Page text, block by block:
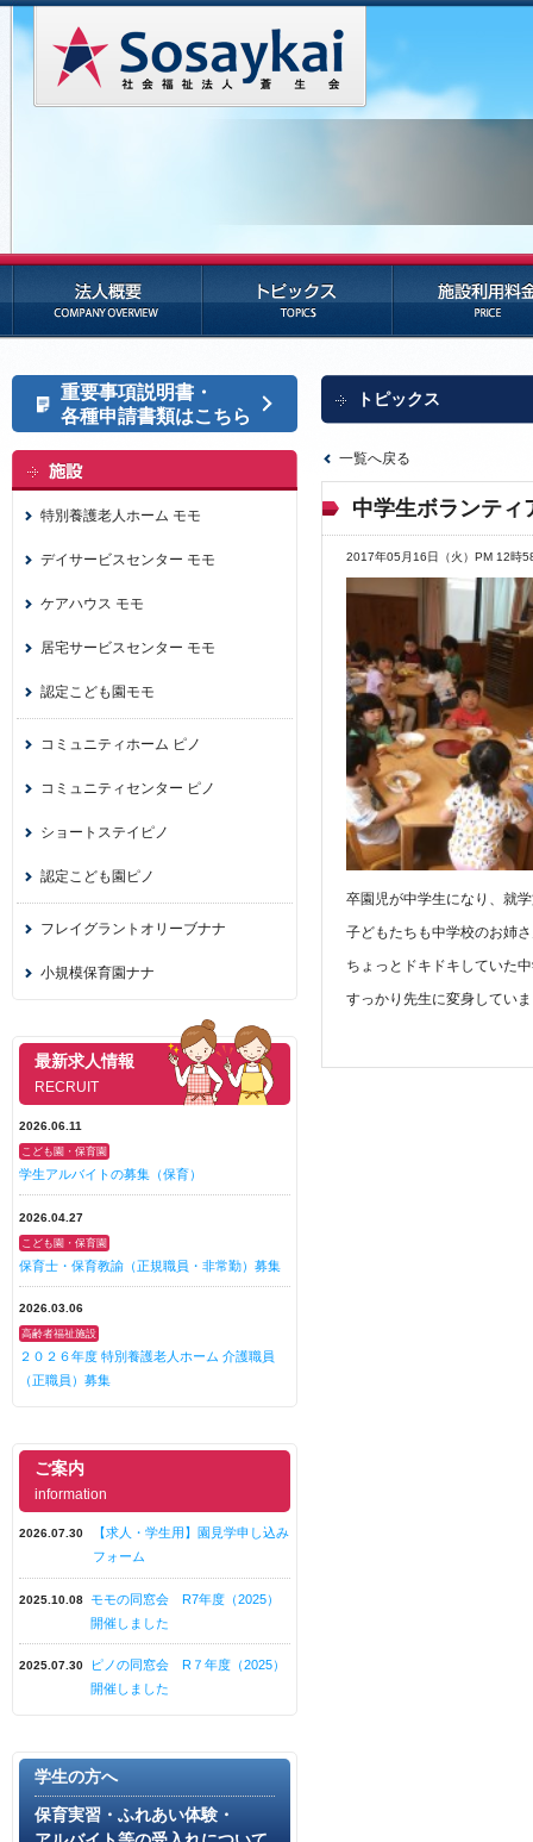
重要事項説明書・
各種申請書類はこちら
特別養護老人ホーム モモ
デイサービスセンター モモ
ケアハウス モモ
居宅サービスセンター モモ
認定こども園モモ
コミュニティホーム ピノ
コミュニティセンター ピノ
ショートステイピノ
認定こども園ピノ
フレイグラントオリーブナナ
小規模保育園ナナ
最新求人情報
RECRUIT
2026.06.11
こども園・保育園
学生アルバイトの募集（保育）
2026.04.27
こども園・保育園
保育士・保育教諭（正規職員・非常勤）募集
2026.03.06
高齢者福祉施設
２０２６年度 特別養護老人ホーム 介護職員
（正職員）募集
ご案内
information
2026.07.30
【求人・学生用】園見学申し込み
フォーム
2025.10.08 モモの同窓会 R7年度（2025）
開催しました
2025.07.30
ピノの同窓会 R７年度（2025）
開催しました
学生の方へ
保育実習・ふれあい体験・
トピックス
一覧へ戻る
中学生ボランテ
2017年05月16日（火）PM 12時
卒園児が中学生になり、就
子どもたちも中学校のお姉
ちょっとドキドキしていた
すっかり先生に変身してい